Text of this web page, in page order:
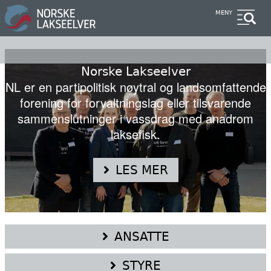
Hopp
til
hovedinnhold
MENY
Norske Lakseelver
NL er en partipolitisk nøytral og landsomfattende
forening for forvaltningslag eller tilsvarende
sammenslutninger i vassdrag med anadrom
laksefisk.
LES MER
ANSATTE
STYRE